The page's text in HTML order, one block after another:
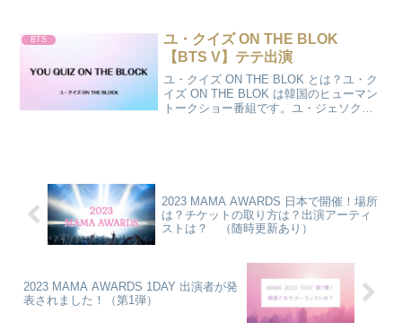
ー）とBTS V （...
BTS
ユ・クイズ ON THE BLOK
【BTS V】テテ出演
ユ・クイズ ON THE BLOK とは？ユ・ク
イズ ON THE BLOK は韓国のヒューマン
トークショー番組です。ユ・ジェソクと
2023 MAMA AWARDS 日本で開催！場所
は？チケットの取り方は？出演アーティ
ストは？ （随時更新あり）
2023 MAMA AWARDS 1DAY 出演者が発
表されました！（第1弾）